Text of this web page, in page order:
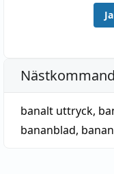
Ja
banalt uttryck,
bananblad,